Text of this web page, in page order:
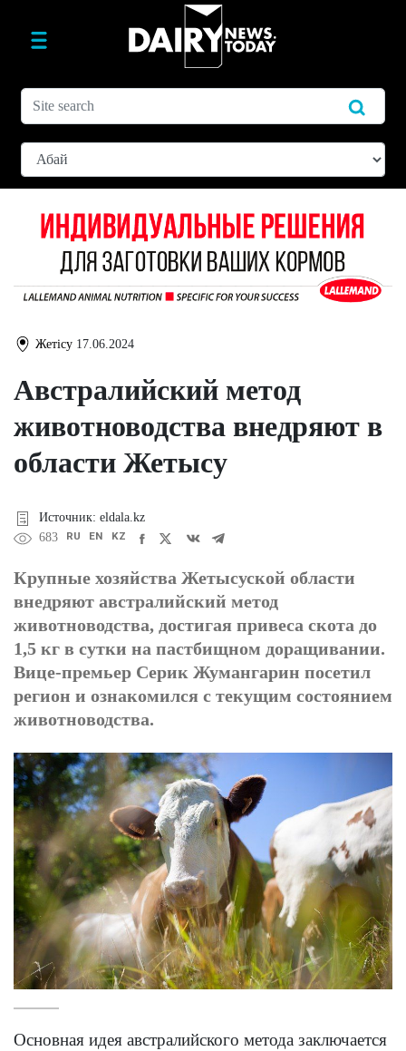
Жетісу 17.06.2024
Австралийский метод
животноводства внедряют в
области Жетысу
Источник: eldala.kz
683
RU EN KZ
Крупные хозяйства Жетысуской области
внедряют австралийский метод
животноводства, достигая привеса скота до
1,5 кг в сутки на пастбищном доращивании.
Вице-премьер Серик Жумангарин посетил
регион и ознакомился с текущим состоянием
животноводства.
Основная идея австралийского метода заключается